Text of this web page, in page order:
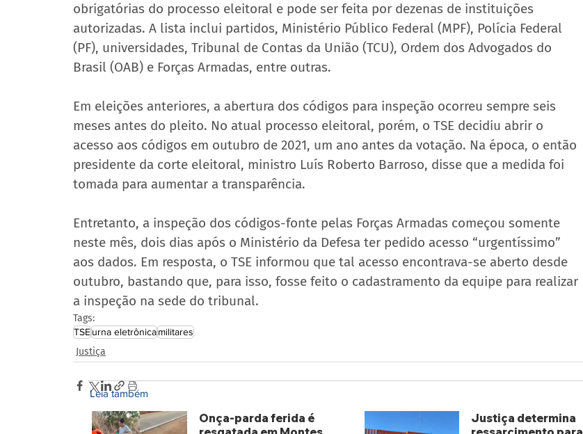
obrigatórias do processo eleitoral e pode ser feita por dezenas de instituições
autorizadas. A lista inclui partidos, Ministério Público Federal (MPF), Polícia Federal
(PF), universidades, Tribunal de Contas da União (TCU), Ordem dos Advogados do
Brasil (OAB) e Forças Armadas, entre outras.
Em eleições anteriores, a abertura dos códigos para inspeção ocorreu sempre seis
meses antes do pleito. No atual processo eleitoral, porém, o TSE decidiu abrir o
acesso aos códigos em outubro de 2021, um ano antes da votação. Na época, o então
presidente da corte eleitoral, ministro Luís Roberto Barroso, disse que a medida foi
tomada para aumentar a transparência.
Entretanto, a inspeção dos códigos-fonte pelas Forças Armadas começou somente
neste mês, dois dias após o Ministério da Defesa ter pedido acesso “urgentíssimo”
aos dados. Em resposta, o TSE informou que tal acesso encontrava-se aberto desde
outubro, bastando que, para isso, fosse feito o cadastramento da equipe para realizar
a inspeção na sede do tribunal.
Tags:
TSEurna eletrônicamilitares
Justiça
Leia também
Onça-parda ferida é
Justiça determina